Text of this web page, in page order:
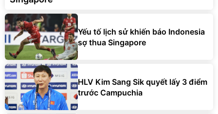
Yếu tố lịch sử khiến báo Indonesia
sợ thua Singapore
HLV Kim Sang Sik quyết lấy 3 điểm
trước Campuchia